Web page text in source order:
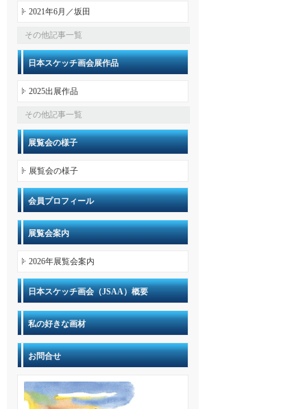
2021年6月／坂田
その他記事一覧
日本スケッチ画会展作品
2025出展作品
その他記事一覧
展覧会の様子
展覧会の様子
会員プロフィール
展覧会案内
2026年展覧会案内
日本スケッチ画会（JSAA）概要
私の好きな画材
お問合せ